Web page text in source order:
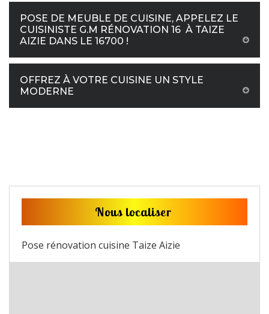
POSE DE MEUBLE DE CUISINE, APPELEZ LE
CUISINISTE G.M RÉNOVATION 16 À TAIZE
AIZIE DANS LE 16700 !
OFFREZ À VOTRE CUISINE UN STYLE
MODERNE
Nous localiser
Pose rénovation cuisine Taize Aizie